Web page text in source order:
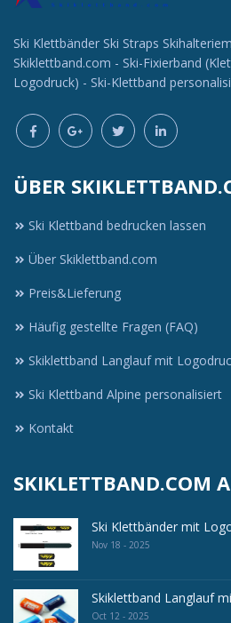
Ski Klettbänder Ski Straps
Skiklettband.com - Ski-Fixierband
Logodruck) - Ski-Klettband
ÜBER
Ski Klettband bedrucken lassen
Über Skiklettband.com
Preis&Lieferung
Häufig gestellte Fragen (FAQ)
Skiklettband Langlauf mit
Ski Klettband Alpine personalisiert
Kontakt
SKIKLETTBAND.COM
Ski Klettbänder mit
Nov 18 - 2025
Skiklettband Langlauf
Oct 12 - 2025